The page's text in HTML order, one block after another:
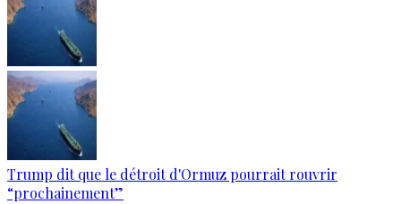
Trump dit que le détroit d'Ormuz pourrait rouvrir
“prochainement”